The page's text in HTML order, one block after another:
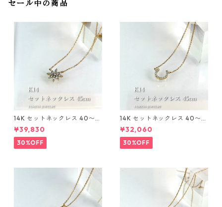
セール中の商品
14K セットネックレス 40〜4
5cm 1mm
¥39,830
30%OFF
14K セットネックレス 40〜4
5cm 1mm
¥32,060
30%OFF